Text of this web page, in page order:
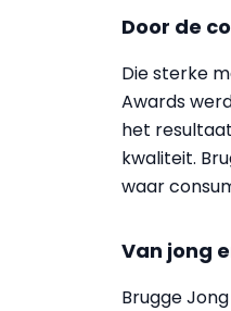
Door de
Die sterke
Awards
het
kwaliteit.
waar
Van jong
Brugge